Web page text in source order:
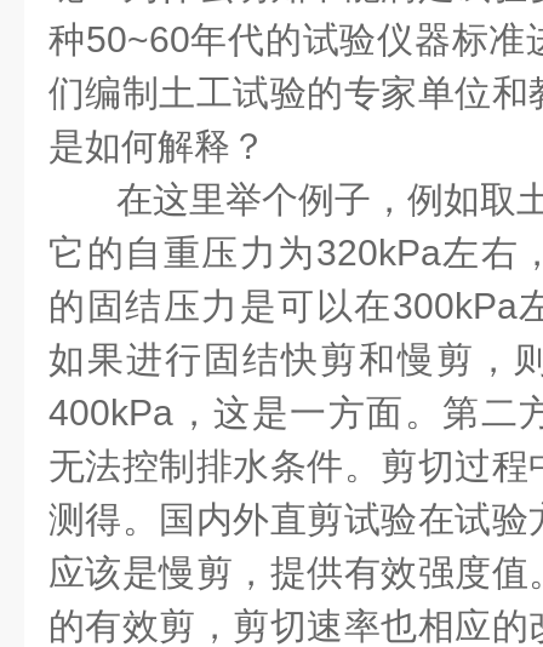
种50~60年代的试验仪器标准
们编制土工试验的专家单位
是如何解释？
在这里举个例子，例如取
它的自重压力为320kPa左右
的固结压力是可以在300kPa
如果进行固结快剪和慢剪，
400kPa，这是一方面。第二
无法控制排水条件。剪切过
测得。国内外直剪试验在试
应该是慢剪，提供有效强度
的有效剪，剪切速率也相应